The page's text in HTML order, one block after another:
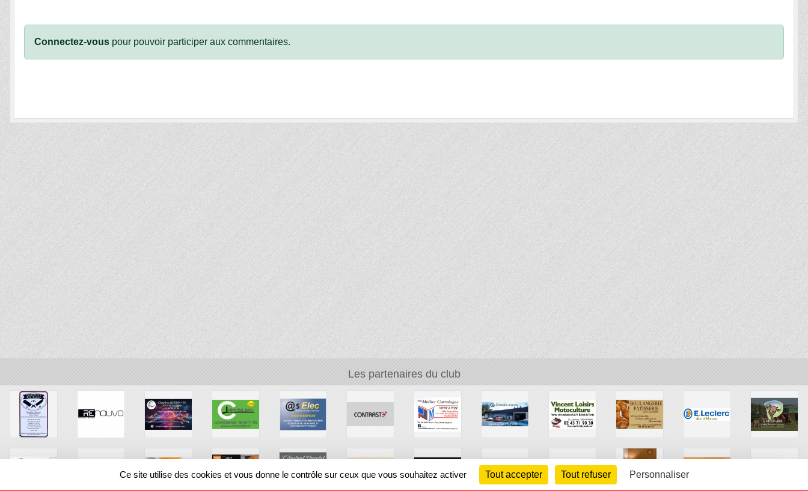
Connectez-vous pour pouvoir participer aux commentaires.
Les partenaires du club
Ce site utilise des cookies et vous donne le contrôle sur ceux que vous souhaitez activer Tout accepter Tout refuser Personnaliser